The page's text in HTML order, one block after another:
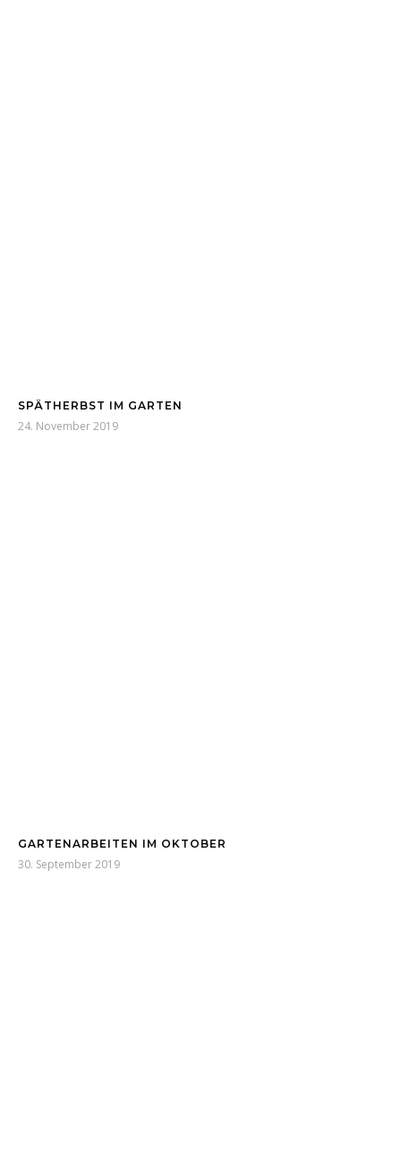
SPÄTHERBST IM GARTEN
24. November 2019
GARTENARBEITEN IM OKTOBER
30. September 2019